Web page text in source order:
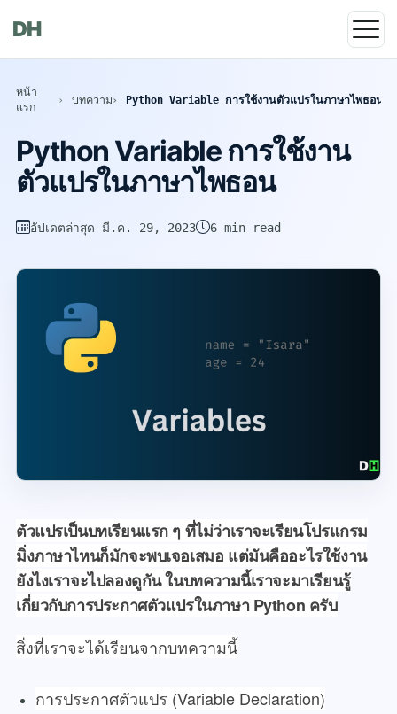
DH
หน้า
แรก
บทความ Python Variable การใช้งานตัวแปรในภาษาไพธอน
Python Variable การใช้งาน
ตัวแปรในภาษาไพธอน
อัปเดตล่าสุด มี.ค. 29, 2023 6 min read
ตัวแปรเป็นบทเรียนแรก ๆ ที่ไม่ว่าเราจะเรียนโปรแกรม
มิ่งภาษาไหนก็มักจะพบเจอเสมอ แต่มันคืออะไรใช้งาน
ยังไงเราจะไปลองดูกัน ในบทความนี้เราจะมาเรียนรู้
เกี่ยวกับการประกาศตัวแปรในภาษา Python ครับ
สิ่งที่เราจะได้เรียนจากบทความนี้
การประกาศตัวแปร (Variable Declaration)